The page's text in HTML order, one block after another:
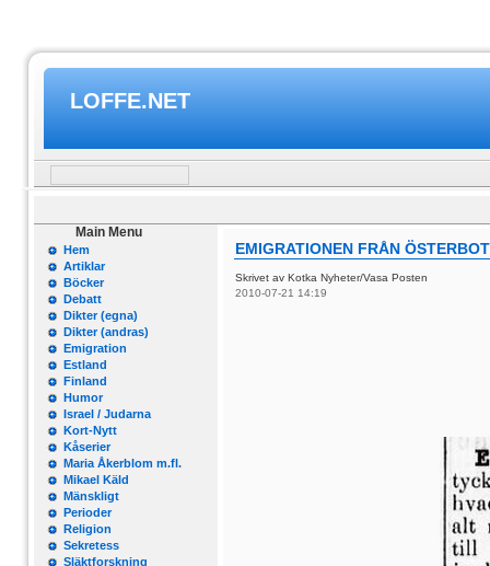
LOFFE.NET
Main Menu
Hem
Artiklar
Böcker
Debatt
Dikter (egna)
Dikter (andras)
Emigration
Estland
Finland
Humor
Israel / Judarna
Kort-Nytt
Kåserier
Maria Åkerblom m.fl.
Mikael Käld
Mänskligt
Perioder
Religion
Sekretess
Släktforskning
EMIGRATIONEN FRÅN
Skrivet av Kotka Nyheter/Vasa Posten
2010-07-21 14:19